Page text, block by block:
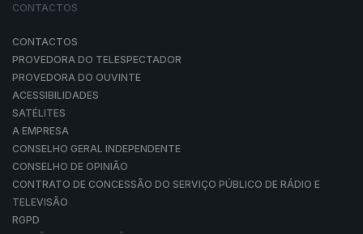
CONTACTOS
CONTACTOS
PROVEDORA DO TELESPECTADOR
PROVEDORA DO OUVINTE
ACESSIBILIDADES
SATÉLITES
A EMPRESA
CONSELHO GERAL INDEPENDENTE
CONSELHO DE OPINIÃO
CONTRATO DE CONCESSÃO DO SERVIÇO PÚBLICO DE RÁDIO E
TELEVISÃO
RGPD